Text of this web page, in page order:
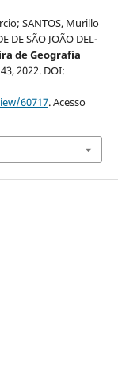
SANTOS, Murillo
DE SÃO JOÃO DEL-
de Geografia
2022. DOI:
60717. Acesso